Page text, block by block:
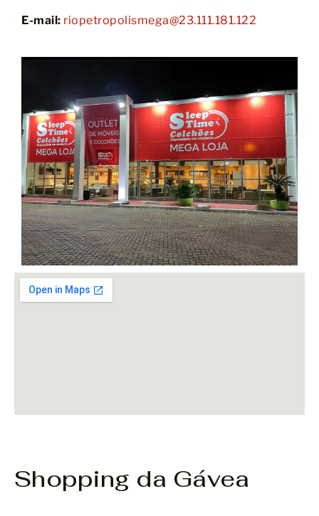
E-mail: riopetropolismega@23.111.181.122
Shopping da Gávea